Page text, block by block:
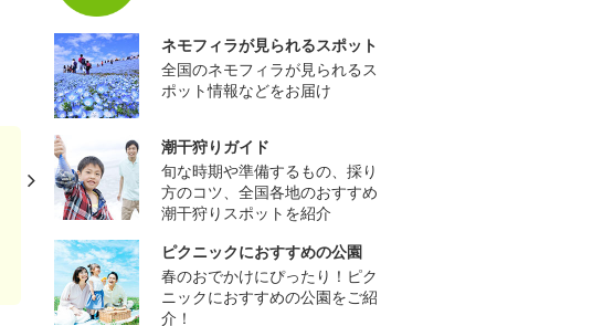
ネモフィラが見られるスポット
全国のネモフィラが見られるス
ポット情報などをお届け
潮干狩りガイド
旬な時期や準備するもの、採り
方のコツ、全国各地のおすすめ
潮干狩りスポットを紹介
ピクニックにおすすめの公園
春のおでかけにぴったり！ピク
ニックにおすすめの公園をご紹
介！